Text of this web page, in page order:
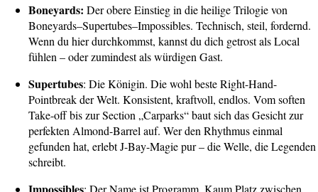
Boneyards: Der obere Einstieg in die heilige Trilogie von
Boneyards–Supertubes–Impossibles. Technisch, steil, fordernd.
Wenn du hier durchkommst, kannst du dich getrost als Local
fühlen – oder zumindest als würdigen Gast.
Supertubes: Die Königin. Die wohl beste Right-Hand-
Pointbreak der Welt. Konsistent, kraftvoll, endlos. Vom soften
Take-off bis zur Section „Carparks“ baut sich das Gesicht zur
perfekten Almond-Barrel auf. Wer den Rhythmus einmal
gefunden hat, erlebt J-Bay-Magie pur – die Welle, die Legenden
schreibt.
Impossibles: Der Name ist Programm. Kaum Platz zwischen